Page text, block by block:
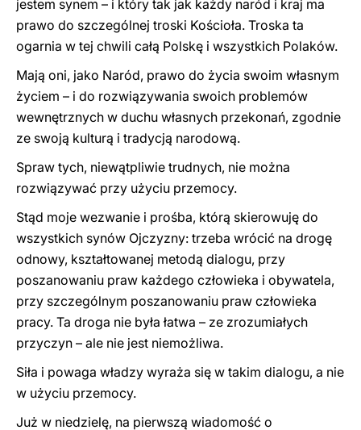
jestem synem – i który tak jak każdy naród i kraj ma
prawo do szczególnej troski Kościoła. Troska ta
ogarnia w tej chwili całą Polskę i wszystkich Polaków.
Mają oni, jako Naród, prawo do życia swoim własnym
życiem – i do rozwiązywania swoich problemów
wewnętrznych w duchu własnych przekonań, zgodnie
ze swoją kulturą i tradycją narodową.
Spraw tych, niewątpliwie trudnych, nie można
rozwiązywać przy użyciu przemocy.
Stąd moje wezwanie i prośba, którą skierowuję do
wszystkich synów Ojczyzny: trzeba wrócić na drogę
odnowy, kształtowanej metodą dialogu, przy
poszanowaniu praw każdego człowieka i obywatela,
przy szczególnym poszanowaniu praw człowieka
pracy. Ta droga nie była łatwa – ze zrozumiałych
przyczyn – ale nie jest niemożliwa.
Siła i powaga władzy wyraża się w takim dialogu, a nie
w użyciu przemocy.
Już w niedzielę, na pierwszą wiadomość o